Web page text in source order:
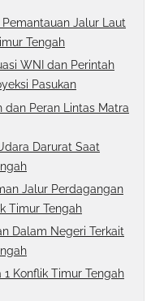
Jalur Laut
Tengah
WNI dan Perintah
Pasukan
dan Peran Lintas Matra
Darurat Saat
Jalur Perdagangan
Timur Tengah
Dalam Negeri Terkait
Konflik Timur Tengah